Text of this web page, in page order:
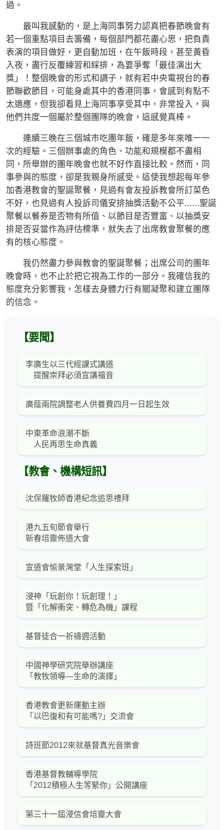
過。
最叫我感動的，是上海同事努力認真把春節晚會有
若一個重點項目去籌備，每個部門都花盡心思，把負責
表演的項目做好，更自動加班，在午飯時段，甚至黃昏
入夜，盡行反覆練習和綵排，為要爭奪「最佳演出大
獎」！整個晚會的形式和調子，就有若中央電視台的春
節聯歡節目，可能身處其中的香港同事，會感到有點不
太適應，但我卻看見上海同事享受其中，非常投入，與
他們共度一個屬於整個團隊的晚會，這感覺真棒。
連續三晚在三個城市吃團年飯，確是多年來唯一一
次的經驗。三個辦事處的角色、功能和規模都不盡相
同，所舉辦的團年晚會也就不好作直接比較。然而，同
事參與的態度，卻是我親身所感受。這使我想起每年參
加香港教會的聖誕聚餐，見過有會友投訴教會所訂菜色
不好，也見過有人投訴司儀安排抽獎活動不公平......聖誕
聚餐以餐券是否物有所值、以節目是否豐富、以抽獎安
排是否妥當作為評估標準，就失去了出席教會聚餐的應
有的核心態度。
我仍然盡力參與教會的聖誕聚餐；出席公司的團年
晚會時，也不止於把它視為工作的一部分。我確信我的
態度充分影響我，怎樣去身體力行有關凝聚和建立團隊
的信念。
【要聞】
李廣生以三代經課式講道
提醒崇拜必須宣講福音
廣蔭兩院調整老人供養費四月一日起生效
中東革命浪潮不斷
人民再思生命真義
【教會、機構短訊】
沈保羅牧師香港紀念追思禮拜
港九五旬節會舉行
新春培靈佈道大會
宣道會愉景灣堂「人生探索班」
浸神「玩創你！玩創理！」
暨「化解衝突、轉危為機」課程
基督徒合一祈禱週活動
中國神學研究院舉辦講座
「教牧領導—生命的演繹」
香港教會更新運動主辦
「以巴復和有可能嗎?」交流會
詩班節2012來就基督真光音樂會
香港基督教輔導學院
「2012積極人生等緊你」公開講座
第三十一屆浸信會培靈大會